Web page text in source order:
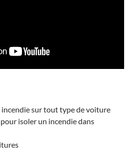
sur tout type de voiture
isoler un incendie dans